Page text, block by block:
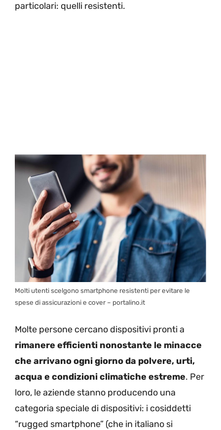
particolari: quelli resistenti.
Molti utenti scelgono smartphone resistenti per evitare le
spese di assicurazioni e cover – portalino.it
Molte persone cercano dispositivi pronti a
rimanere efficienti nonostante le minacce
che arrivano ogni giorno da polvere, urti,
acqua e condizioni climatiche estreme. Per
loro, le aziende stanno producendo una
categoria speciale di dispositivi: i cosiddetti
“rugged smartphone” (che in italiano si